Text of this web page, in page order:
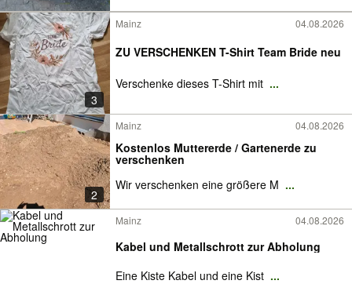
3
Mainz 04.08.2026
ZU VERSCHENKEN T-Shirt Team Bride neu
Verschenke dieses T-Shirt mit ...
2
Mainz 04.08.2026
Kostenlos Muttererde / Gartenerde zu
verschenken
Wir verschenken eine größere M ...
Mainz 04.08.2026
Kabel und Metallschrott zur Abholung
Eine Kiste Kabel und eine Kist ...